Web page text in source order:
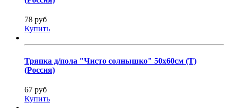
78 руб
Купить
Тряпка д/пола "Чисто солнышко" 50х60см (Т)
(Россия)
67 руб
Купить